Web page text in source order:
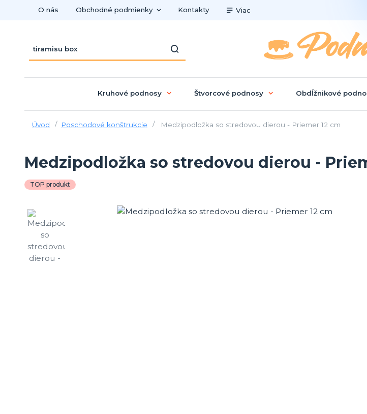
O nás Obchodné podmienky Kontakty Viac
Kruhové podnosy Štvorcové podnosy Obdĺžnikové
Úvod Poschodové konštrukcie Medzipodložka so stredovou dierou - Priemer 12 cm
Medzipodložka so stredovou dierou -
TOP produkt